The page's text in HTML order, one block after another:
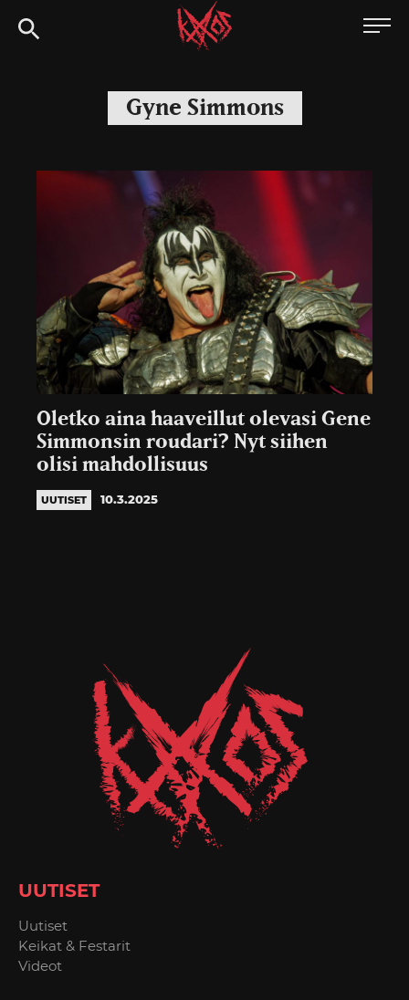
Siirry
suoraan
Kaaoszine
Gyne Simmons
Oletko aina haaveillut olevasi Gene
Simmonsin roudari? Nyt siihen
olisi mahdollisuus
UUTISET 10.3.2025
UUTISET
Uutiset
Keikat & Festarit
Videot